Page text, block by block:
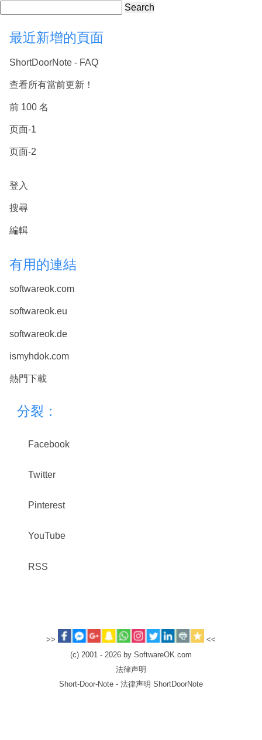
Search
最近新增的頁面
ShortDoorNote - FAQ
查看所有當前更新！
前 100 名
页面-1
页面-2
登入
搜尋
編輯
有用的連結
softwareok.com
softwareok.eu
softwareok.de
ismyhdok.com
熱門下載
分裂：
Facebook
Twitter
Pinterest
YouTube
RSS
>>
<<
(c) 2001 - 2026 by SoftwareOK.com
法律声明
Short-Door-Note - 法律声明 ShortDoorNote